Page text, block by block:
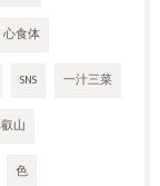
心食体
SNS 一汁三菜
山
色